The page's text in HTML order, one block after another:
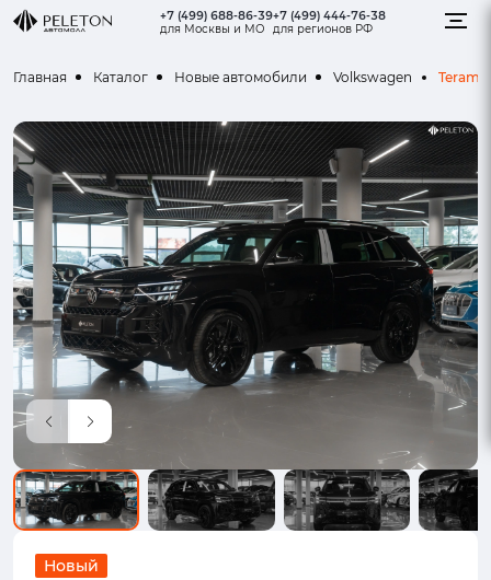
+7 (499) 688-86-39
для Москвы и МО
+7 (499) 444-76-38
для регионов РФ
Главная Каталог Новые автомобили Volkswagen
Новый